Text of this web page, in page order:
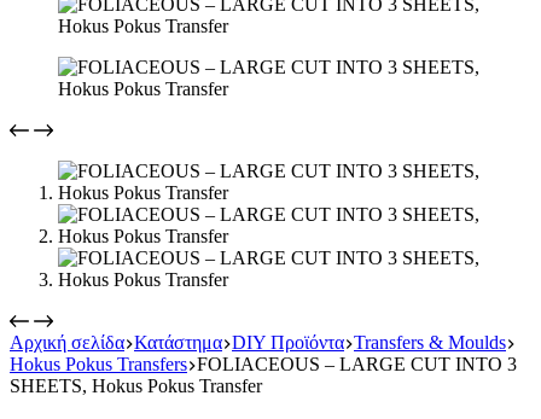
Αρχική σελίδα Κατάστημα DIY Προϊόντα Transfers & Moulds
Hokus Pokus Transfers FOLIACEOUS – LARGE CUT INTO 3
SHEETS, Hokus Pokus Transfer